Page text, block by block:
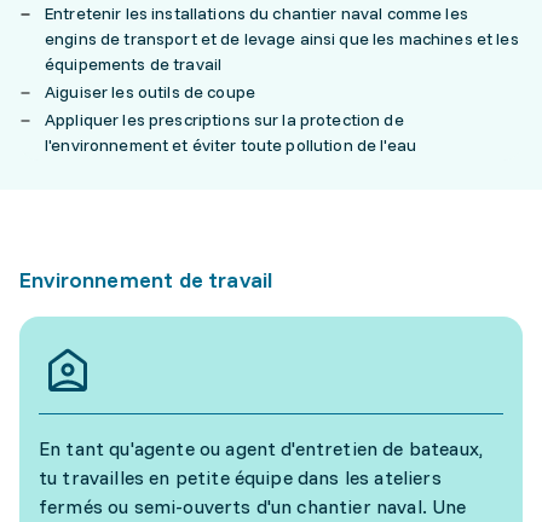
Entretenir les installations du chantier naval comme les
engins de transport et de levage ainsi que les machines et les
équipements de travail
Aiguiser les outils de coupe
Appliquer les prescriptions sur la protection de
l'environnement et éviter toute pollution de l'eau
Environnement de travail
En tant qu'agente ou agent d'entretien de bateaux,
tu travailles en petite équipe dans les ateliers
fermés ou semi-ouverts d'un chantier naval. Une